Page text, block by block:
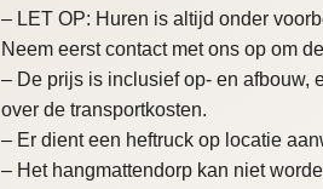
– LET OP: Huren is altijd onder
Neem eerst contact met ons op om
– De prijs is inclusief op- en afbouw,
over de transportkosten.
– Er dient een heftruck op locatie
– Het hangmattendorp kan niet